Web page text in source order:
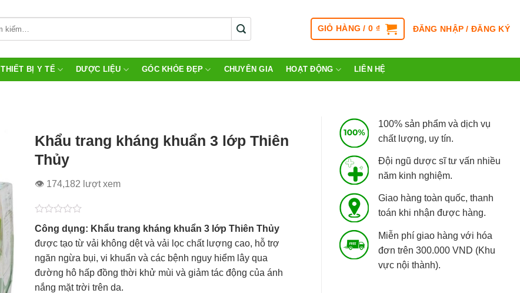
GIỎ HÀNG /0 ₫ ĐĂNG NHẬP / ĐĂNG KÝ
THIẾT BỊ Y TẾ DƯỢC LIỆU GÓC KHỎE ĐẸP CHUYÊN GIA HOẠT ĐỘNG LIÊN HỆ
100% sản phẩm và dịch vụ
chất lượng, uy tín.
Đội ngũ dược sĩ tư vấn nhiều
năm kinh nghiệm.
Giao hàng toàn quốc, thanh
toán khi nhận được hàng.
Miễn phí giao hàng với hóa
đơn trên 300.000 VND (Khu
vực nội thành).
Khẩu trang kháng khuẩn 3 lớp Thiên
Thủy
👁 174,182 lượt xem
Được
xếp
hạng
5
sao
Công dụng: Khẩu trang kháng khuẩn 3 lớp Thiên Thủy
được tạo từ vải không dệt và vải lọc chất lượng cao, hỗ trợ
ngăn ngừa bụi, vi khuẩn và các bệnh nguy hiểm lây qua
đường hô hấp đồng thời khử mùi và giảm tác động của ánh
nắng mặt trời trên da.